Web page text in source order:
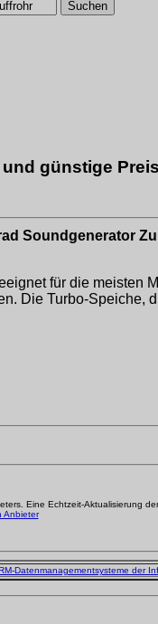
günstige
Soundgenerator
für die meisten
Die Turbo-Speiche,
Eine Echtzeit-Aktualisierung
Anbieter
Datenmanagementsysteme der